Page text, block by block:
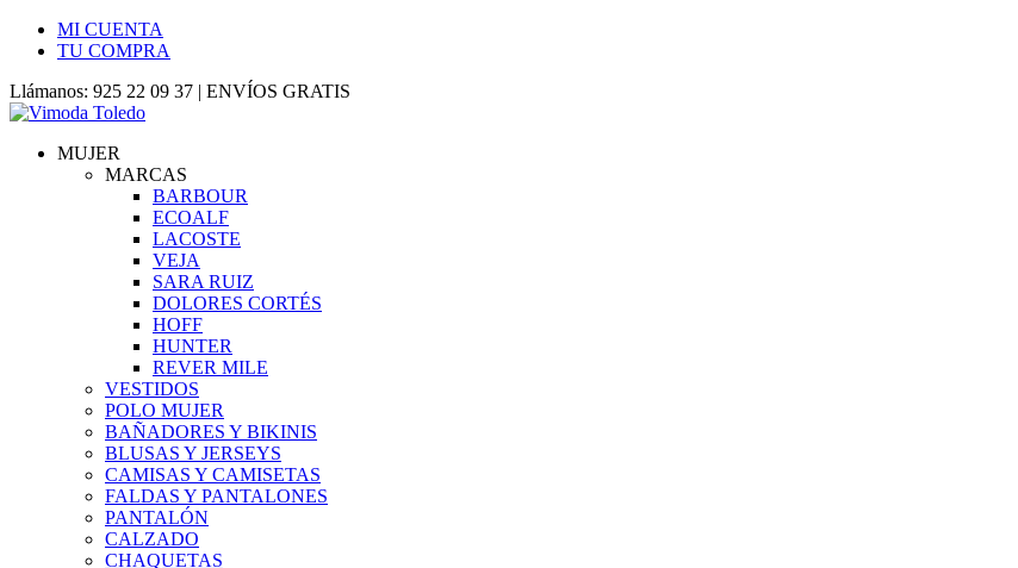
MI CUENTA
TU COMPRA
Llámanos: 925 22 09 37 | ENVÍOS GRATIS
MUJER
MARCAS
BARBOUR
ECOALF
LACOSTE
VEJA
SARA RUIZ
DOLORES CORTÉS
HOFF
HUNTER
REVER MILE
VESTIDOS
POLO MUJER
BAÑADORES Y BIKINIS
BLUSAS Y JERSEYS
CAMISAS Y CAMISETAS
FALDAS Y PANTALONES
PANTALÓN
CALZADO
CHAQUETAS